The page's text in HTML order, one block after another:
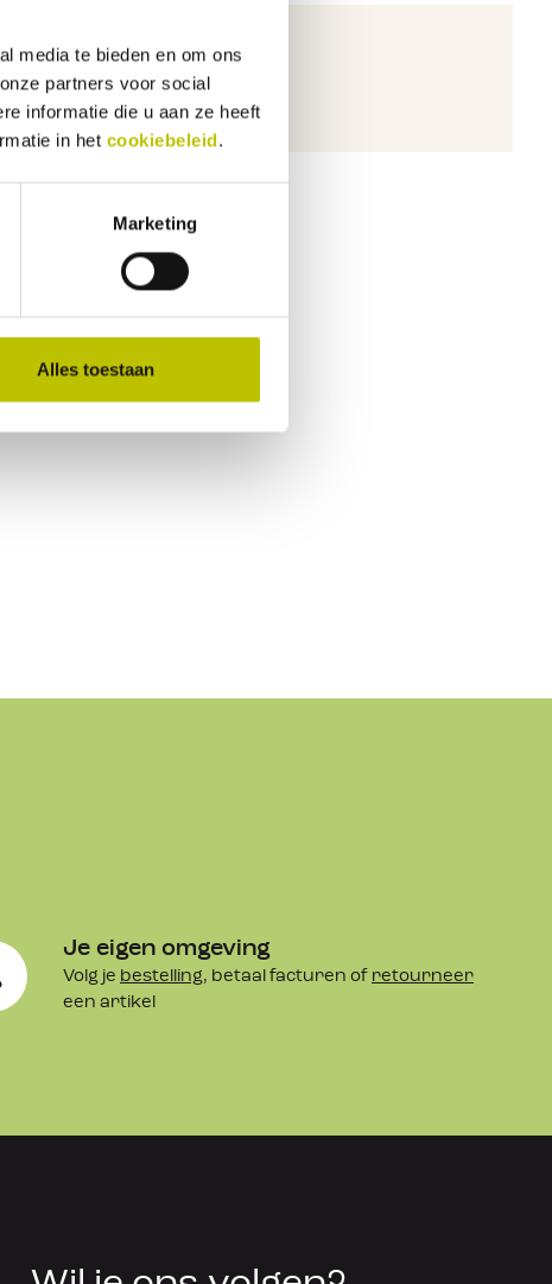
media te bieden en om ons
partners voor social
informatie die u aan ze heeft
in het cookiebeleid.
Marketing
Alles toestaan
Je eigen omgeving
Volg je bestelling, betaal facturen of retourneer
een artikel